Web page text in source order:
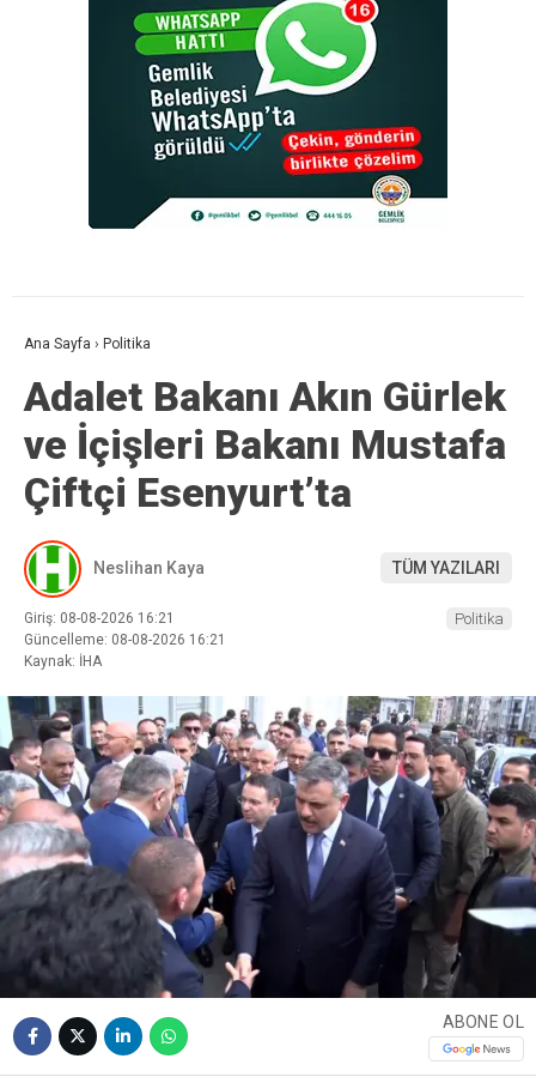
Ana Sayfa › Politika
Adalet Bakanı Akın Gürlek
ve İçişleri Bakanı Mustafa
Çiftçi Esenyurt’ta
Neslihan Kaya TÜM YAZILARI
Giriş: 08-08-2026 16:21
Güncelleme: 08-08-2026 16:21
Kaynak: İHA
Politika
ABONE OL